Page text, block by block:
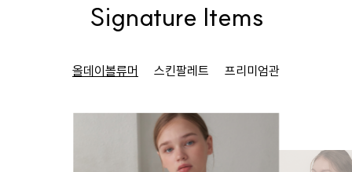
Signature Items
올데이볼류머 스킨팔레트 프리미엄관